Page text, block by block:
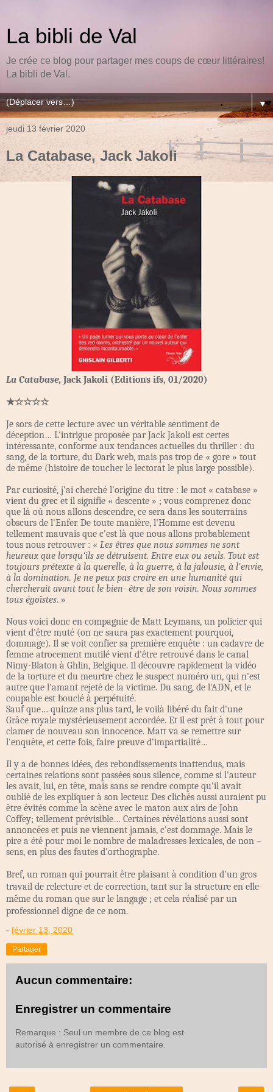
La bibli de Val
Je crée ce blog pour partager mes coups de cœur littéraires!
La bibli de Val.
▼
jeudi 13 février 2020
La Catabase, Jack Jakoli
La Catabase, Jack Jakoli (Editions ifs, 01/2020)
★☆☆☆☆
Je sors de cette lecture avec un véritable sentiment de
déception… L'intrigue proposée par Jack Jakoli est certes
intéressante, conforme aux tendances actuelles du thriller : du
sang, de la torture, du Dark web, mais pas trop de « gore » tout
de même (histoire de toucher le lectorat le plus large possible).
Par curiosité, j'ai cherché l'origine du titre : le mot « catabase »
vient du grec et il signifie « descente » ; vous comprenez donc
que là où nous allons descendre, ce sera dans les souterrains
obscurs de l'Enfer. De toute manière, l'Homme est devenu
tellement mauvais que c'est là que nous allons probablement
tous nous retrouver : « Les êtres que nous sommes ne sont
heureux que lorsqu'ils se détruisent. Entre eux ou seuls. Tout est
toujours prétexte à la querelle, à la guerre, à la jalousie, à l'envie,
à la domination. Je ne peux pas croire en une humanité qui
chercherait avant tout le bien- être de son voisin. Nous sommes
tous égoïstes. »
Nous voici donc en compagnie de Matt Leymans, un policier qui
vient d'être muté (on ne saura pas exactement pourquoi,
dommage). Il se voit confier sa première enquête : un cadavre de
femme atrocement mutilé vient d'être retrouvé dans le canal
Nimy-Blaton à Ghlin, Belgique. Il découvre rapidement la vidéo
de la torture et du meurtre chez le suspect numéro un, qui n'est
autre que l'amant rejeté de la victime. Du sang, de l'ADN, et le
coupable est bouclé à perpétuité.
Sauf que… quinze ans plus tard, le voilà libéré du fait d'une
Grâce royale mystérieusement accordée. Et il est prêt à tout pour
clamer de nouveau son innocence. Matt va se remettre sur
l'enquête, et cette fois, faire preuve d'impartialité…
Il y a de bonnes idées, des rebondissements inattendus, mais
certaines relations sont passées sous silence, comme si l'auteur
les avait, lui, en tête, mais sans se rendre compte qu'il avait
oublié de les expliquer à son lecteur. Des clichés aussi auraient pu
être évités comme la scène avec le maton aux airs de John
Coffey; tellement prévisible… Certaines révélations aussi sont
annoncées et puis ne viennent jamais, c'est dommage. Mais le
pire a été pour moi le nombre de maladresses lexicales, de non –
sens, en plus des fautes d'orthographe.
Bref, un roman qui pourrait être plaisant à condition d'un gros
travail de relecture et de correction, tant sur la structure en elle-
même du roman que sur le langage ; et cela réalisé par un
professionnel digne de ce nom.
- février 13, 2020
Partager
Aucun commentaire:
Enregistrer un commentaire
Remarque : Seul un membre de ce blog est
autorisé à enregistrer un commentaire.